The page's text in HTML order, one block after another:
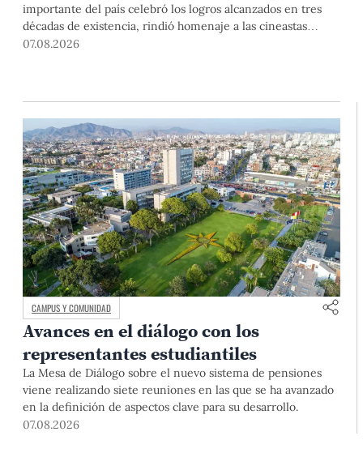
importante del país celebró los logros alcanzados en tres
décadas de existencia, rindió homenaje a las cineastas
Mariana Rondón y Marité Ugás, y planteó un llamado de
07.08.2026
CAMPUS Y COMUNIDAD
Avances en el diálogo con los
representantes estudiantiles
La Mesa de Diálogo sobre el nuevo sistema de pensiones
viene realizando siete reuniones en las que se ha avanzado
en la definición de aspectos clave para su desarrollo.
07.08.2026